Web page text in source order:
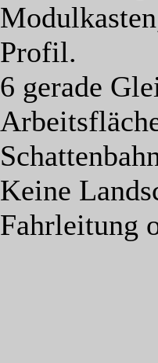
Profil.
6 gerade
Keine
Fahrleitung